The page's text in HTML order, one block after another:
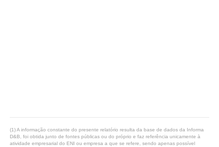
(1) A informação constante do presente relatório resulta da base de dados da Informa
D&B, foi obtida junto de fontes públicas ou do próprio e faz referência unicamente à
atividade empresarial do ENI ou empresa a que se refere, sendo apenas possível